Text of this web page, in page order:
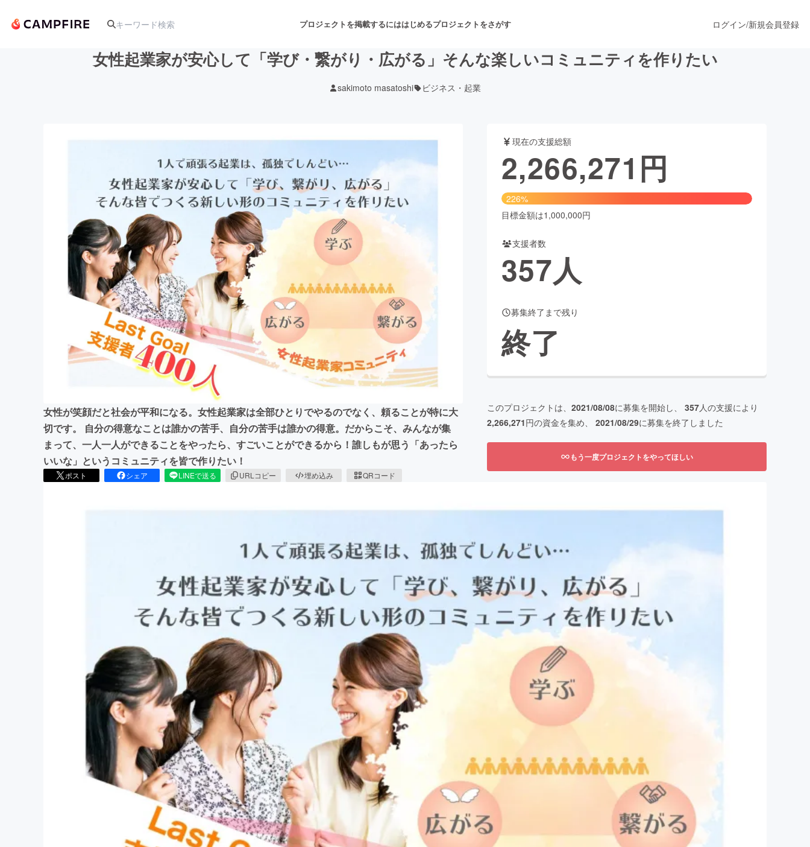
プロジェクトを掲載するにははじめるプロジェクトをさがす
舞台・パフォーマンス
テクノロジー・ガジェット ゲーム・サービス開発 フード・飲食店 ファッション
映像・映画 書籍・雑誌出版
ビジネス・起業 チャレンジ ビューティー・ヘルスケア
まちづくり・地域活性化
CAMPFIRE for Social Good CAMPFIRE Creation
CAMPFIREふるさと納税
machi-ya
ログイン/新規会員登録
女性起業家が安心して「学び・繋がり・広がる」そんな楽しいコミュニティを作りたい
sakimoto masatoshi ビジネス・起業
女性が笑顔だと社会が平和になる。女性起業家は全部ひとりでやるのでなく、頼ることが特に大
切です。 自分の得意なことは誰かの苦手、自分の苦手は誰かの得意。だからこそ、みんなが集
まって、一人一人ができることをやったら、すごいことができるから！誰しもが思う「あったら
いいな」というコミュニティを皆で作りたい！
ポスト シェア LINEで送る URLコピー 埋め込み QRコード
現在の支援総額
2,266,271 円
226%
目標金額は1,000,000円
支援者数
357人
募集終了まで残り
終了
このプロジェクトは、 2021/08/08に募集を開始し、 357人の支援により
2,266,271円の資金を集め、 2021/08/29に募集を終了しました
もう一度プロジェクトをやってほしい